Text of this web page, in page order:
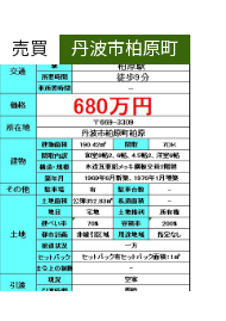
売買 丹波市柏原町